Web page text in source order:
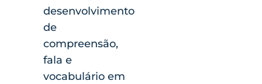
desenvolvimento
de
compreensão,
fala e
vocabulário em